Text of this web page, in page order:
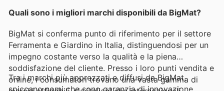
Quali sono i migliori marchi disponibili da BigMat?
BigMat si conferma punto di riferimento per il settore
Ferramenta e Giardino in Italia, distinguendosi per un
impegno costante verso la qualità e la piena
soddisfazione del cliente. Presso i loro punti vendita e
online, i consumatori trovano una vasta gamma di
Tra i marchi più apprezzati e diffusi da BigMat,
spiccano nomi che sono garanzia di innovazione,